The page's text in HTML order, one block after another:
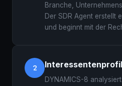
Branche,
Der SDR Agent erstellt
und beginnt mit der
2
DYNAMICS-8